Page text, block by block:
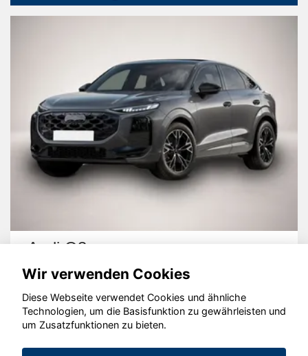
Audi Q3
© konjunkturmotor.de GmbH 2020 - 2026
Wir verwenden Cookies
Diese Webseite verwendet Cookies und ähnliche
Technologien, um die Basisfunktion zu gewährleisten und
um Zusatzfunktionen zu bieten.